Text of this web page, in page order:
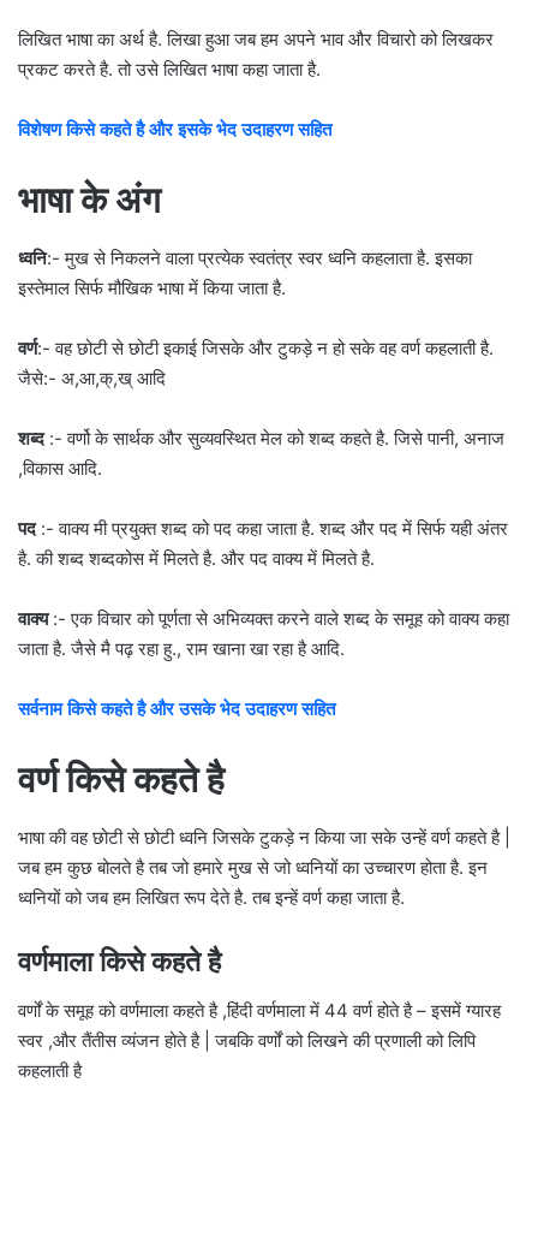
लिखित भाषा का अर्थ है. लिखा हुआ जब हम अपने भाव और विचारो को लिखकर
प्रकट करते है. तो उसे लिखित भाषा कहा जाता है.
विशेषण किसे कहते है और इसके भेद उदाहरण सहित
भाषा के अंग
ध्वनि:- मुख से निकलने वाला प्रत्येक स्वतंत्र स्वर ध्वनि कहलाता है. इसका
इस्तेमाल सिर्फ मौखिक भाषा में किया जाता है.
वर्ण:- वह छोटी से छोटी इकाई जिसके और टुकड़े न हो सके वह वर्ण कहलाती है.
जैसे:- अ,आ,क्,ख् आदि
शब्द:- वर्णो के सार्थक और सुव्यवस्थित मेल को शब्द कहते है. जिसे पानी, अनाज
,विकास आदि.
पद:- वाक्य मी प्रयुक्त शब्द को पद कहा जाता है. शब्द और पद में सिर्फ यही अंतर
है. की शब्द शब्दकोस में मिलते है. और पद वाक्य में मिलते है.
वाक्य:- एक विचार को पूर्णता से अभिव्यक्त करने वाले शब्द के समूह को वाक्य कहा
जाता है. जैसे मै पढ़ रहा हु., राम खाना खा रहा है आदि.
सर्वनाम किसे कहते है और उसके भेद उदाहरण सहित
वर्ण किसे कहते है
भाषा की वह छोटी से छोटी ध्वनि जिसके टुकड़े न किया जा सके उन्हें वर्ण कहते है |
जब हम कुछ बोलते है तब जो हमारे मुख से जो ध्वनियों का उच्चारण होता है. इन
ध्वनियों को जब हम लिखित रूप देते है. तब इन्हें वर्ण कहा जाता है.
वर्णमाला किसे कहते है
वर्णों के समूह को वर्णमाला कहते है ,हिंदी वर्णमाला में 44 वर्ण होते है – इसमें ग्यारह
स्वर ,और तैंतीस व्यंजन होते है | जबकि वर्णों को लिखने की प्रणाली को लिपि
कहलाती है